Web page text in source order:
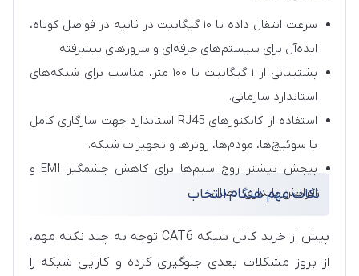
سرعت انتقال داده تا ۱۰ گیگابیت در ثانیه در فواصل کوتاه،
ایده‌آل برای سیستم‌های حرفه‌ای و سرورهای پیشرفته.
پشتیبانی از ۱ گیگابیت تا ۱۰۰ متر، مناسب برای شبکه‌های
استاندارد سازمانی.
استفاده از کانکتورهای RJ45 استاندارد جهت سازگاری کامل
با سوئیچ‌ها، مودم‌ها، روترها و تجهیزات شبکه.
پیچش بیشتر زوج سیم‌ها برای کاهش چشمگیر EMI و
افزایش پایداری اتصال.
نکات مهم هنگام انتخاب
پیش از خرید کابل شبکه CAT6 توجه به چند نکته مهم،
از بروز مشکلات بعدی جلوگیری کرده و کارایی شبکه را